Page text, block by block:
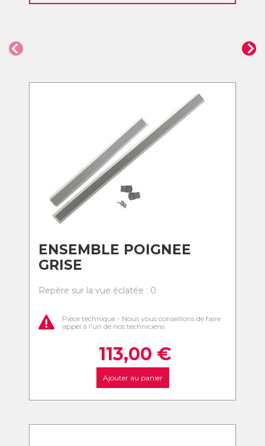
ENSEMBLE POIGNEE
GRISE
Repère sur la vue éclatée : 0
Pièce technique - Nous vous conseillons de faire
appel à l'un de nos techniciens
113,00 €
Ajouter au panier